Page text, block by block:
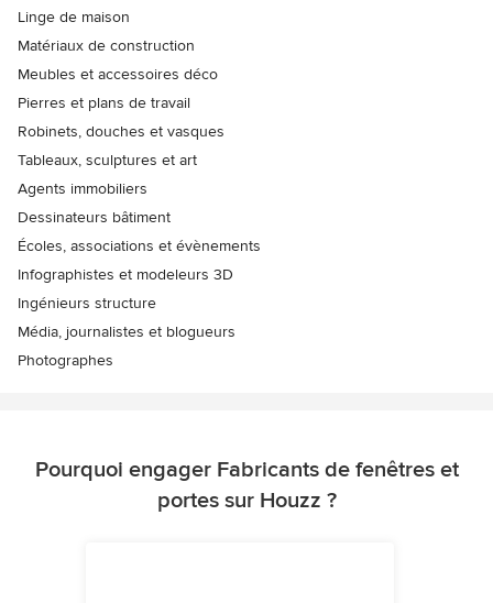
Linge de maison
Matériaux de construction
Meubles et accessoires déco
Pierres et plans de travail
Robinets, douches et vasques
Tableaux, sculptures et art
Agents immobiliers
Dessinateurs bâtiment
Écoles, associations et évènements
Infographistes et modeleurs 3D
Ingénieurs structure
Média, journalistes et blogueurs
Photographes
Pourquoi engager Fabricants de fenêtres et
portes sur Houzz ?